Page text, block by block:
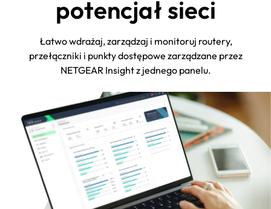
potencjał sieci
Łatwo wdrażaj, zarządzaj i monitoruj routery,
przełączniki i punkty dostępowe zarządzane przez
NETGEAR Insight z jednego panelu.